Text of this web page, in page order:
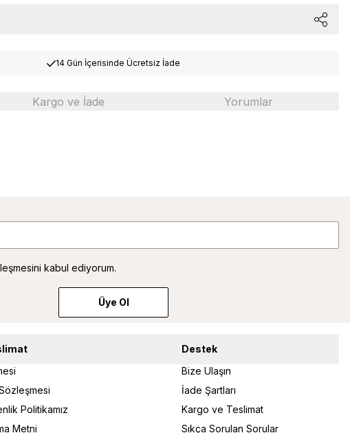
14 Gün İçerisinde Ücretsiz İade
Kargo ve İade Yorumlar
kabul ediyorum.
Üye Ol
Politikamız
Metni
Destek
Bize Ulaşın
İade Şartları
Kargo ve Teslimat
Sıkça Sorulan Sorular